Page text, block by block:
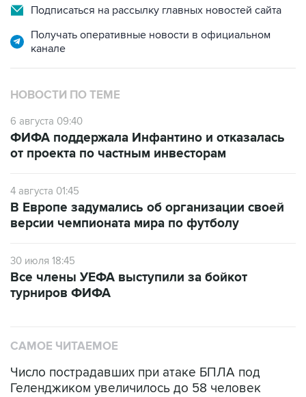
Подписаться на рассылку главных новостей сайта
Получать оперативные новости в официальном
канале
НОВОСТИ ПО ТЕМЕ
6 августа 09:40
ФИФА поддержала Инфантино и отказалась
от проекта по частным инвесторам
4 августа 01:45
В Европе задумались об организации своей
версии чемпионата мира по футболу
30 июля 18:45
Все члены УЕФА выступили за бойкот
турниров ФИФА
САМОЕ ЧИТАЕМОЕ
Число пострадавших при атаке БПЛА под
Геленджиком увеличилось до 58 человек